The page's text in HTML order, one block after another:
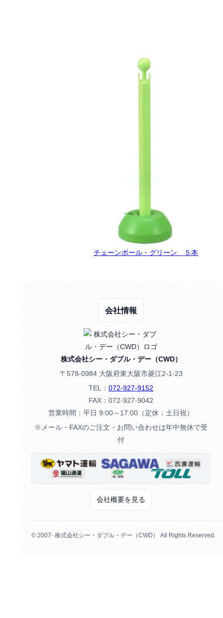
チェーンポール・グリーン ５本
会社情報
株式会社シー・ダブル・デー（CWD）
〒578-0984 大阪府東大阪市菱江2-1-23
TEL： 072-927-9152
FAX：072-927-9042
営業時間：平日 9:00～17:00（定休：土日祝）
※メール・FAXのご注文・お問い合わせは年中無休で受
付
会社概要を見る
© 2007- 株式会社シー・ダブル・デー（CWD） All Rights Reserved.